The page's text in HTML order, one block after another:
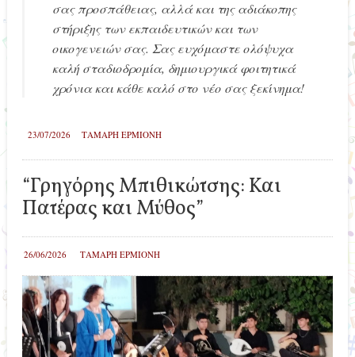
σας προσπάθειας, αλλά και της αδιάκοπης
στήριξης των εκπαιδευτικών και των
οικογενειών σας. Σας ευχόμαστε ολόψυχα
καλή σταδιοδρομία, δημιουργικά φοιτητικά
χρόνια και κάθε καλό στο νέο σας ξεκίνημα!
23/07/2026 ΤΑΜΑΡΗ ΕΡΜΙΟΝΗ
“Γρηγόρης Μπιθικώτσης: Και
Πατέρας και Μύθος”
26/06/2026 ΤΑΜΑΡΗ ΕΡΜΙΟΝΗ